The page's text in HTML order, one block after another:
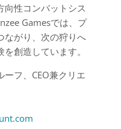
向性コンバットシス
Gamesでは、プ
ながり、次の狩りへ
創造しています。
ーフ、CEO兼クリエ